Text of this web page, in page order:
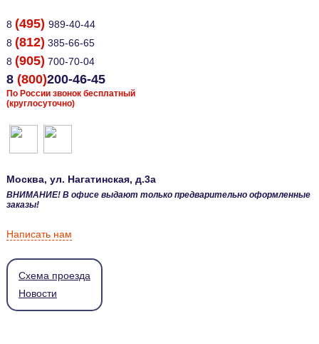
8 (495) 989-40-44
8 (812) 385-66-65
8 (905) 700-70-04
8 (800)200-46-45
По России звонок бесплатный
(круглосуточно)
Москва, ул. Нагатинская, д.3а
ВНИМАНИЕ! В офисе выдают только предварительно оформленные
заказы!
Написать нам
Схема проезда
Новости